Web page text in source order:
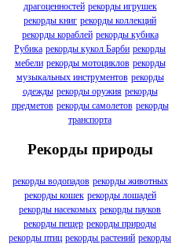
драгоценностей рекорды игрушек
рекорды книг рекорды коллекций
рекорды кораблей рекорды кубика
Рубика рекорды кукол Барби рекорды
мебели рекорды мотоциклов рекорды
музыкальных инструментов рекорды
одежды рекорды оружия рекорды
предметов рекорды самолетов рекорды
транспорта
Рекорды природы
рекорды водопадов рекорды животных
рекорды кошек рекорды лошадей
рекорды насекомых рекорды пауков
рекорды пещер рекорды природы
рекорды птиц рекорды растений рекорды